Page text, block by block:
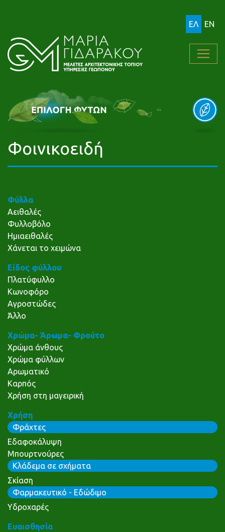
ΕΛ EN
Φοινικοειδή
Φύλλα
Αειθαλές
Φυλλοβόλο
Ημιαειθαλές
Χάνεται το χειμώνα
Είδος φύλλου
Πλατύφυλλο
Κωνοφόρο
Αγροστώδες
Άλλο
Χρώμα- Άρωμα- Φρούτο
Χρώμα άνθους
Χρώμα φύλλων
Αρωματικό
Καρπός
Χρήση στη μαγειρική
Χρήση
Φράχτες
Εδαφοκάλυψη
Μπουρτνούρες
Κλάδεμα σε σχήματα
Σκίαση
Φαρμακευτικό - Εδώδιμο
Υδροχαρές
Ευαισθησία